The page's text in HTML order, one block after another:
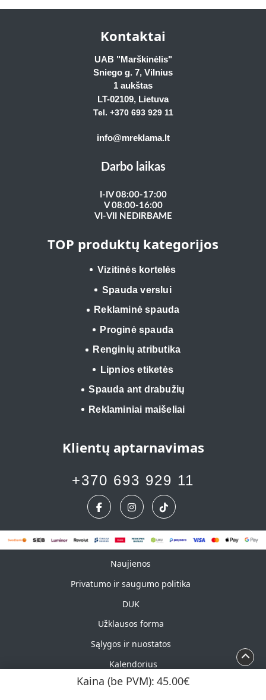
Kaina (be PVM): 45.00€
Kontaktai
UAB "Marškinėlis"
Sniego g. 7, Vilnius
1 aukštas
LT-02109, Lietuva
Tel. +370 693 929 11
info@mreklama.lt
Darbo laikas
I-IV 08:00-17:00
V 08:00-16:00
VI-VII NEDIRBAME
TOP produktų kategorijos
Vizitinės kortelės
Spauda verslui
Reklaminė spauda
Proginė spauda
Renginių atributika
Lipnios etiketės
Spauda ant drabužių
Reklaminiai maišeliai
Klientų aptarnavimas
+370 693 929 11
Naujienos
Naujienos
Privatumo ir saugumo politika
DUK
Užklausos forma
Sąlygos ir nuostatos
Kalendorius
Autorių teisės ©2026 UAB „Marškinėlis“. Visos teisės